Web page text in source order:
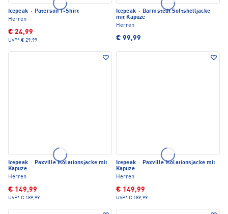
Icepeak · Paterson T-Shirt
Herren
€ 24,99
UVP* € 29,99
Icepeak · Barmstedt Softshelljacke
mit Kapuze
Herren
€ 99,99
Icepeak · Paxville Isolationsjacke mit
Kapuze
Herren
€ 149,99
UVP* € 189,99
Icepeak · Paxville Isolationsjacke mit
Kapuze
Herren
€ 149,99
UVP* € 189,99